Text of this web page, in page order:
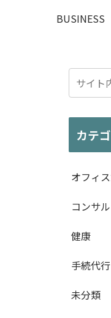
BUSINESS
カテ
オフィ
コンサル
健康
手続代行
未分類